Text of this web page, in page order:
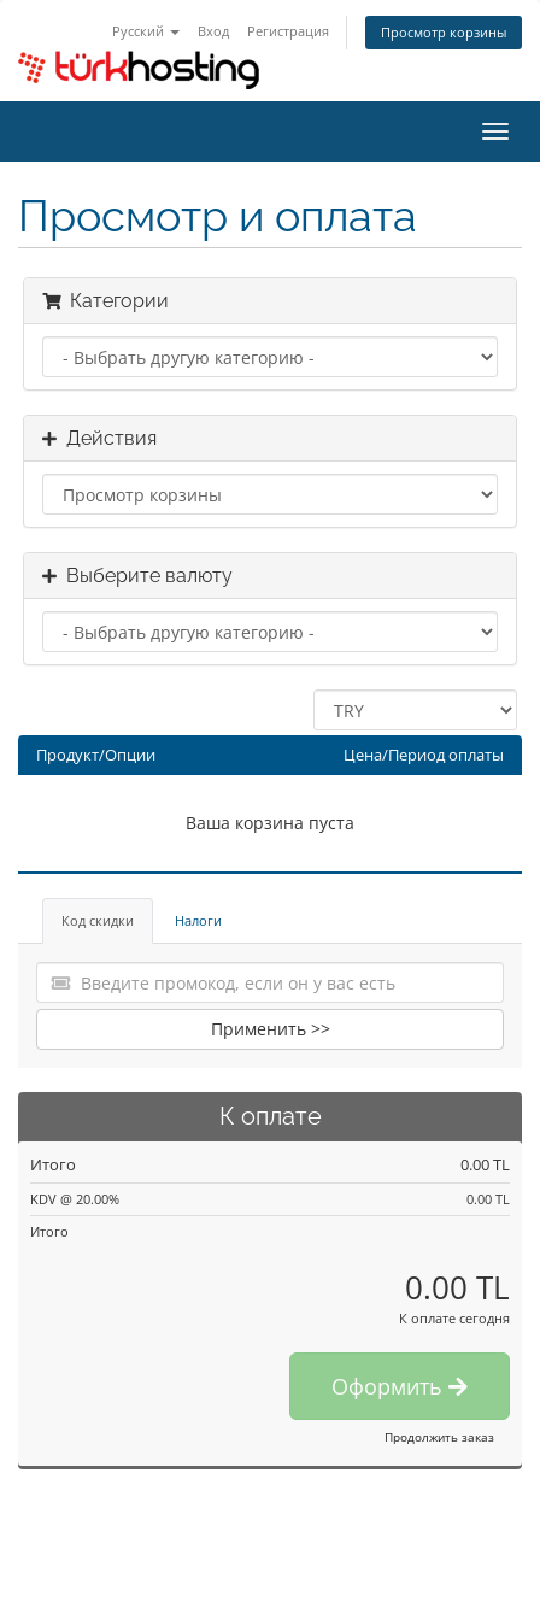
Русский Вход Регистрация Просмотр корзины
Просмотр и оплата
Категории
Действия
Выберите валюту
Продукт/Опции Цена/Период оплаты
Ваша корзина пуста
Код скидки Налоги
Применить >>
К оплате
Итого 0.00 TL
KDV @ 20.00%
0.00 TL
Итого
0.00 TL
К оплате сегодня
Оформить
Продолжить заказ